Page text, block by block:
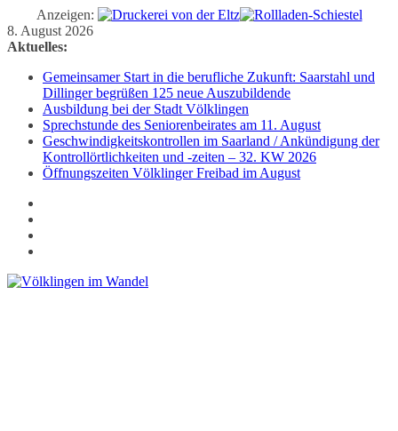
Anzeigen:
Zum
Inhalt
8. August 2026
Aktuelles:
Gemeinsamer Start in die berufliche Zukunft: Saarstahl und
Dillinger begrüßen 125 neue Auszubildende
Ausbildung bei der Stadt Völklingen
Sprechstunde des Seniorenbeirates am 11. August
Geschwindigkeitskontrollen im Saarland / Ankündigung der
Kontrollörtlichkeiten und -zeiten – 32. KW 2026
Öffnungszeiten Völklinger Freibad im August